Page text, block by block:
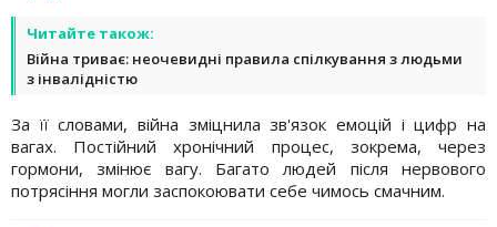
Читайте також:
Війна триває: неочевидні правила спілкування з людьми
з інвалідністю
За її словами, війна зміцнила зв'язок емоцій і цифр на
вагах. Постійний хронічний процес, зокрема, через
гормони, змінює вагу. Багато людей після нервового
потрясіння могли заспокоювати себе чимось смачним.